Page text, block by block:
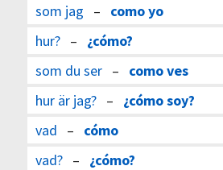
som jag – como yo
hur?– ¿cómo?
som du ser– como ves
hur är jag?– ¿cómo soy?
vad – cómo
vad?– ¿cómo?